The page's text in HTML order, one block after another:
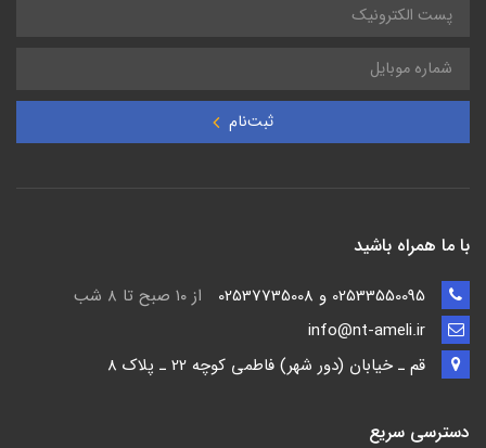
ثبت‌نام
با ما همراه باشید
از ۱۰ صبح تا ۸ شب
قم ـ خيابان (دور شهر) فاطمي كوچه 22 ـ پلاک 8
دسترسی سریع